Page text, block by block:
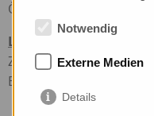
Ökosysteme ermöglicht.
Link zum Vortrag
Zur Ansicht ist eine
Boden Voraussetzung.
Notwendig
Externe Medien
Details